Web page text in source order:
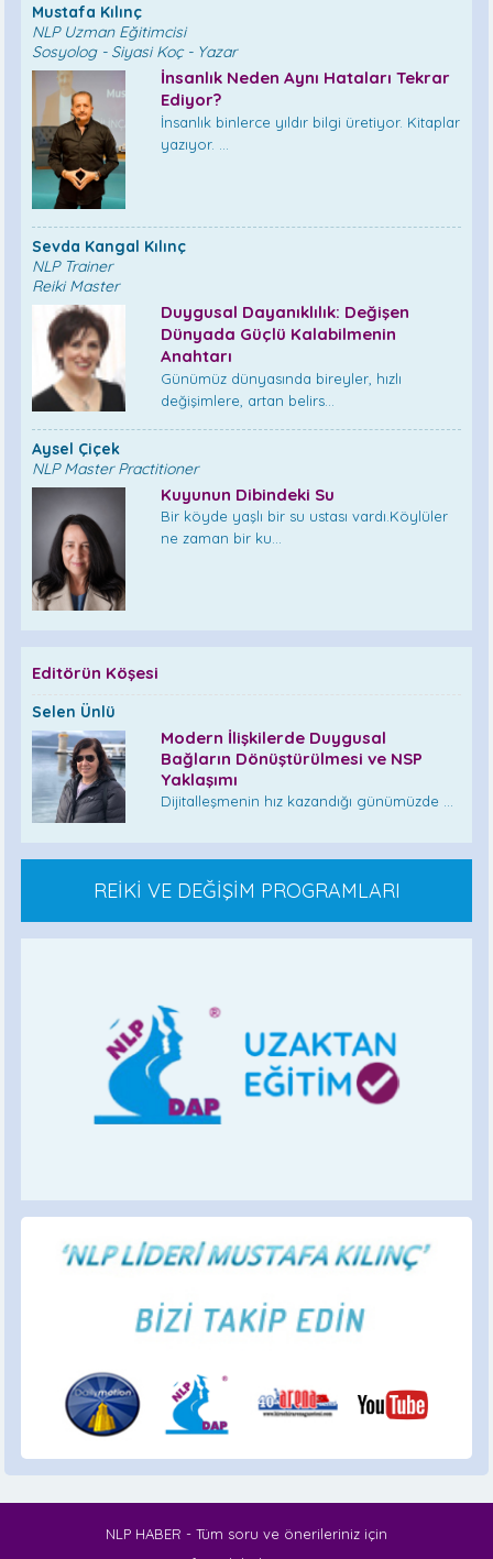
Mustafa Kılınç
NLP Uzman Eğitimcisi
Sosyolog - Siyasi Koç - Yazar
İnsanlık Neden Aynı Hataları Tekrar
Ediyor?
İnsanlık binlerce yıldır bilgi üretiyor. Kitaplar
yazıyor. ...
Sevda Kangal Kılınç
NLP Trainer
Reiki Master
Duygusal Dayanıklılık: Değişen
Dünyada Güçlü Kalabilmenin
Anahtarı
Günümüz dünyasında bireyler, hızlı
değişimlere, artan belirs...
Aysel Çiçek
NLP Master Practitioner
Kuyunun Dibindeki Su
Bir köyde yaşlı bir su ustası vardı.Köylüler
ne zaman bir ku...
Editörün Köşesi
Selen Ünlü
Modern İlişkilerde Duygusal
Bağların Dönüştürülmesi ve NSP
Yaklaşımı
Dijitalleşmenin hız kazandığı günümüzde ...
REİKİ VE DEĞİŞİM PROGRAMLARI
NLP HABER - Tüm soru ve önerileriniz için